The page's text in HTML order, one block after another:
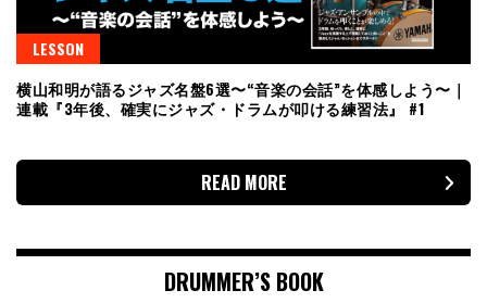
LESSON
横山和明が語るジャズ名盤6選〜“音楽の会話”を体感しよう〜｜
連載『3年後、確実にジャズ・ドラムが叩ける練習法』 #1
READ MORE
DRUMMER’S BOOK